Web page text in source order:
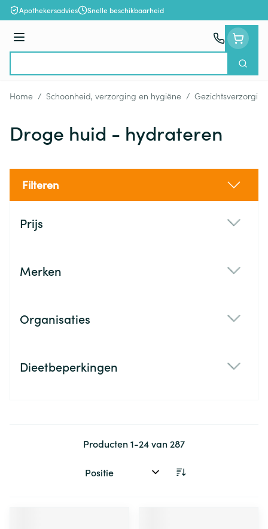
Ga naar de inhoud
Apothekersadvies Snelle beschikbaarheid
Menu
Zoek
Home / Schoonheid, verzorging en hygiëne / Gezichtsverzorging
Droge huid - hydrateren
Filteren
Prijs
Merken
Organisaties
Dieetbeperkingen
Producten1-24van 287
Sorteer op: